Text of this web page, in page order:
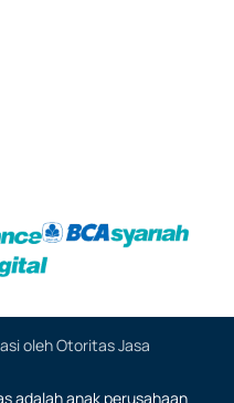
oleh Otoritas Jasa
adalah anak perusahaan